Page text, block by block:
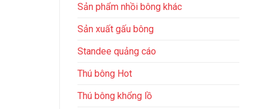
Sản phẩm nhồi bông khác
Sản xuất gấu bông
Standee quảng cáo
Thú bông Hot
Thú bông khổng lồ